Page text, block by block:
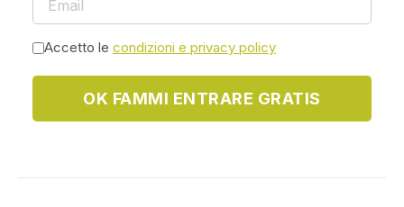
Accetto le condizioni e privacy policy
OK FAMMI ENTRARE GRATIS